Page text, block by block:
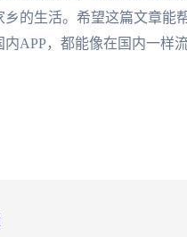
乡的生活。希望这篇文章能
APP，都能像在国内一样流